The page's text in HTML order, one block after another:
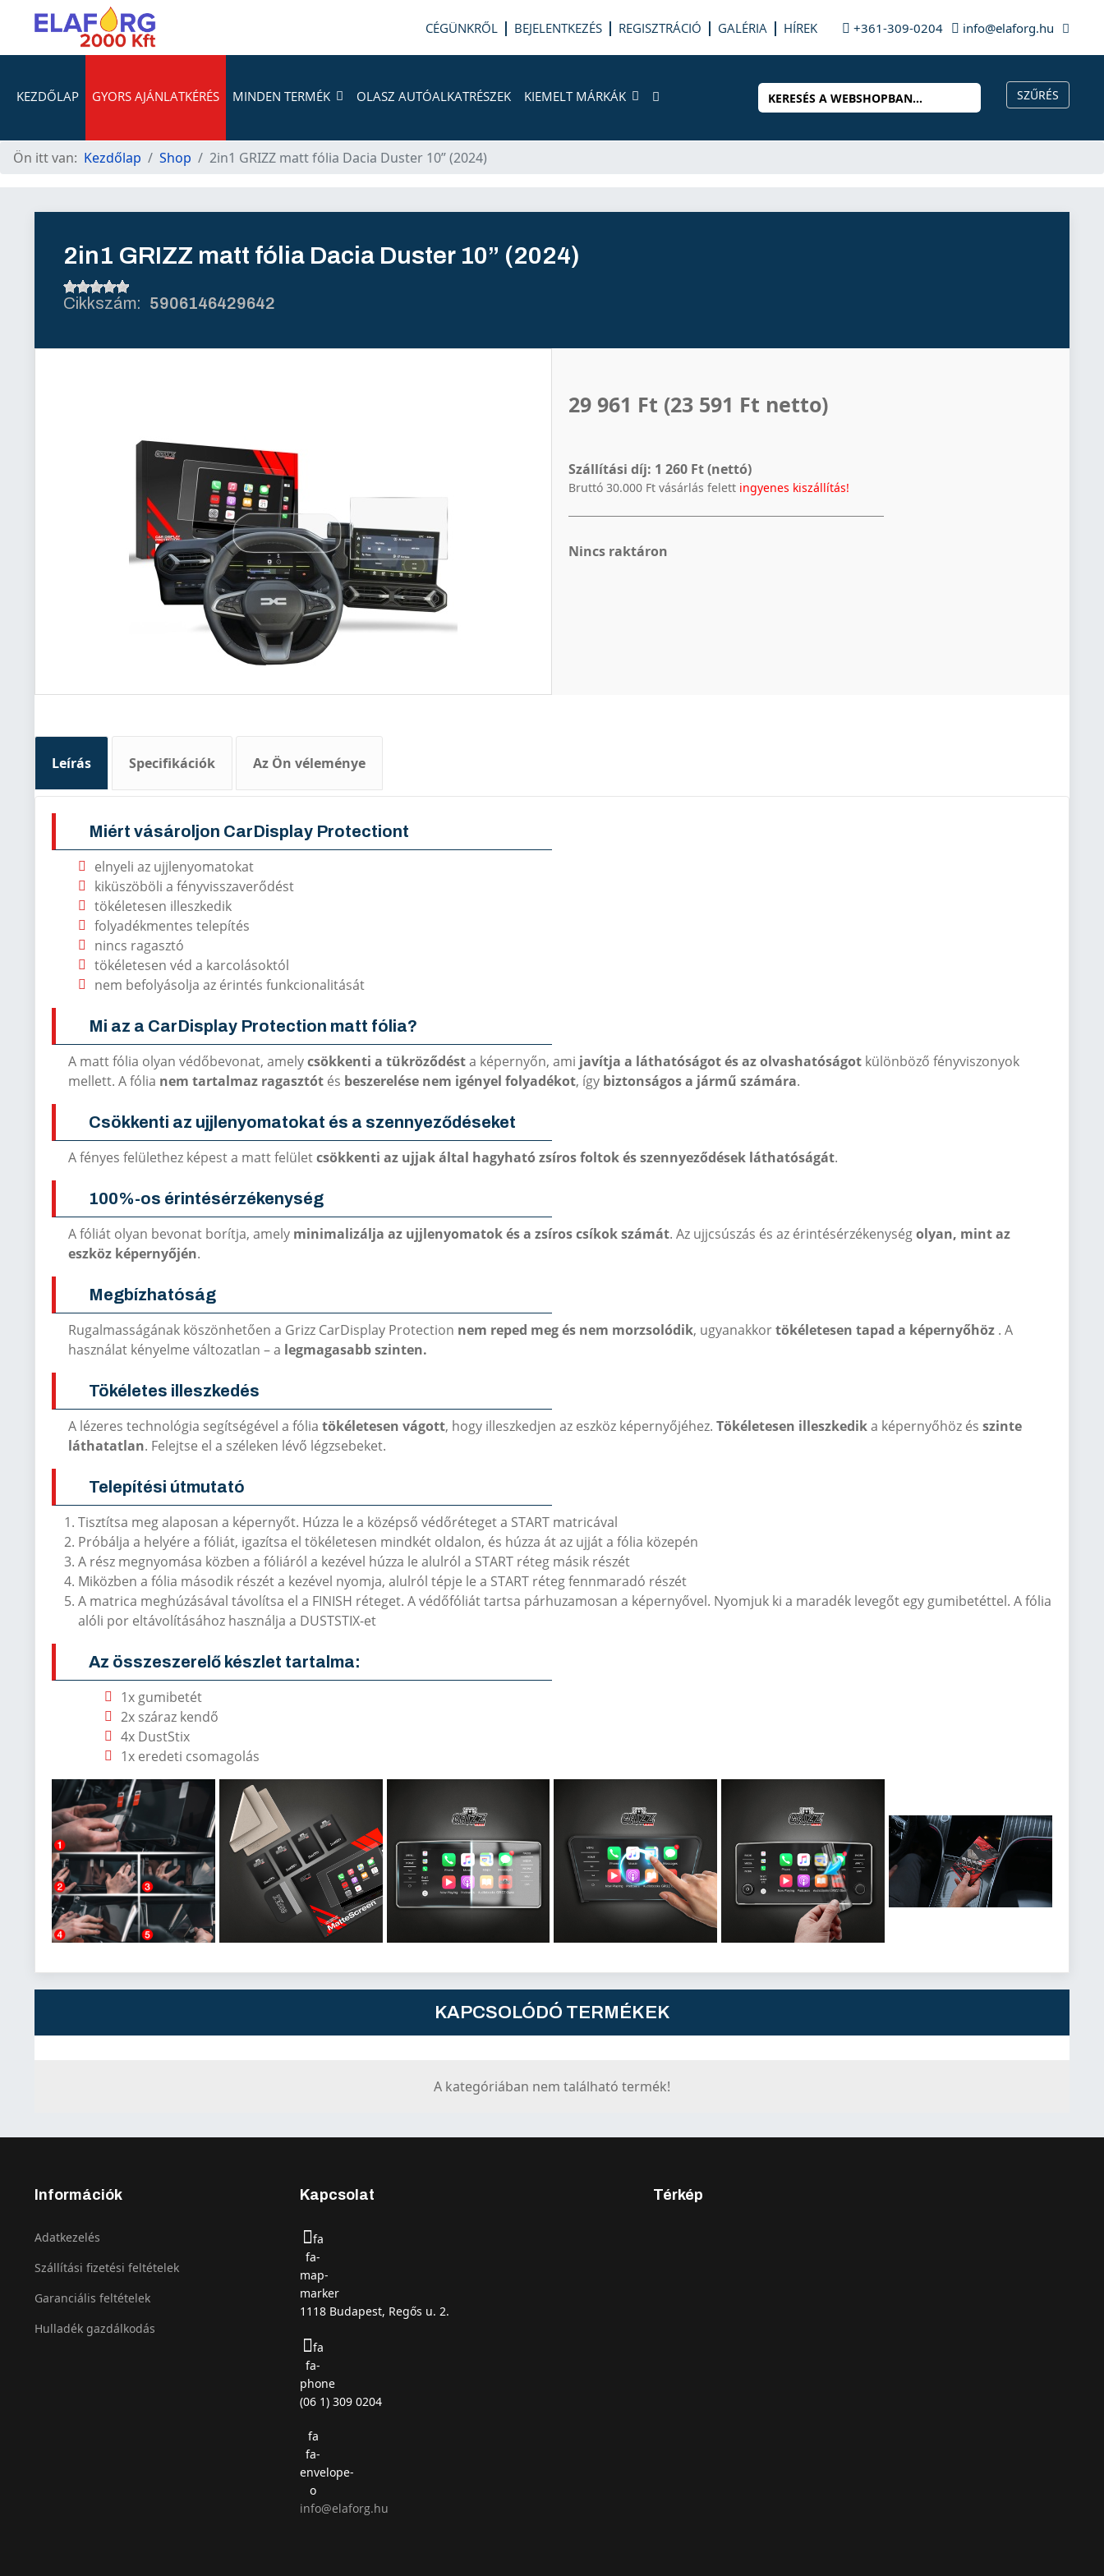
CÉGÜNKRŐL BEJELENTKEZÉS REGISZTRÁCIÓ GALÉRIA HÍREK +361-309-0204 info@elaforg.hu
KEZDŐLAP GYORS AJÁNLATKÉRÉS MINDEN TERMÉK OLASZ AUTÓALKATRÉSZEK KIEMELT MÁRKÁK
Ön itt van: Kezdőlap Shop 2in1 GRIZZ matt fólia Dacia Duster 10” (2024)
2in1 GRIZZ matt fólia Dacia Duster 10” (2024)
5906146429642
29 961 Ft (23 591 Ft netto)
Szállítási díj: 1 260 Ft (nettó)
Bruttó 30.000 Ft vásárlás felett ingyenes kiszállítás!
Nincs raktáron
Leírás Specifikációk Az Ön véleménye
Miért vásároljon CarDisplay Protectiont
elnyeli az ujjlenyomatokat
kiküszöböli a fényvisszaverődést
tökéletesen illeszkedik
folyadékmentes telepítés
nincs ragasztó
tökéletesen véd a karcolásoktól
nem befolyásolja az érintés funkcionalitását
Mi az a CarDisplay Protection matt fólia?
A matt fólia olyan védőbevonat, amelycsökkenti a tükröződésta képernyőn, ami javítja a láthatóságot és az olvashatóságot különböző fényviszonyok
mellett. A fólia nem tartalmaz ragasztót és beszerelése nem igényel folyadékot, így biztonságos a jármű számára.
Csökkenti az ujjlenyomatokat és a szennyeződéseket
A fényes felülethez képest a matt felületcsökkenti az ujjak által hagyható zsíros foltok és szennyeződések láthatóságát.
100%-os érintésérzékenység
A fóliát olyan bevonat borítja, amely minimalizálja az ujjlenyomatok és a zsíros csíkok számát. Az ujjcsúszás és az érintésérzékenységolyan, mint az
eszköz képernyőjén.
Megbízhatóság
Rugalmasságának köszönhetően a Grizz CarDisplay Protection nem reped meg és nem morzsolódik, ugyanakkortökéletesen tapad a képernyőhöz . A
használat kényelme változatlan – a legmagasabb szinten.
Tökéletes illeszkedés
A lézeres technológia segítségével a fólia tökéletesen vágott, hogy illeszkedjen az eszköz képernyőjéhez. Tökéletesen illeszkedika képernyőhöz és szinte
láthatatlan. Felejtse el a széleken lévő légzsebeket.
Telepítési útmutató
Tisztítsa meg alaposan a képernyőt. Húzza le a középső védőréteget a START matricával
Próbálja a helyére a fóliát, igazítsa el tökéletesen mindkét oldalon, és húzza át az ujját a fólia közepén
A rész megnyomása közben a fóliáról a kezével húzza le alulról a START réteg másik részét
Miközben a fólia második részét a kezével nyomja, alulról tépje le a START réteg fennmaradó részét
A matrica meghúzásával távolítsa el a FINISH réteget. A védőfóliát tartsa párhuzamosan a képernyővel. Nyomjuk ki a maradék levegőt egy gumibetéttel. A fólia
alóli por eltávolításához használja a DUSTSTIX-et
Az összeszerelő készlet tartalma:
1x gumibetét
2x száraz kendő
4x DustStix
1x eredeti csomagolás
KAPCSOLÓDÓ TERMÉKEK
A kategóriában nem található termék!
Információk
Adatkezelés
Szállítási fizetési feltételek
Garanciális feltételek
Hulladék gazdálkodás
Kapcsolat
fa
fa-
map-
marker
1118 Budapest, Regős u. 2.
fa
fa-
phone
(06 1) 309 0204
fa
fa-
envelope-
o
info@elaforg.hu
Térkép